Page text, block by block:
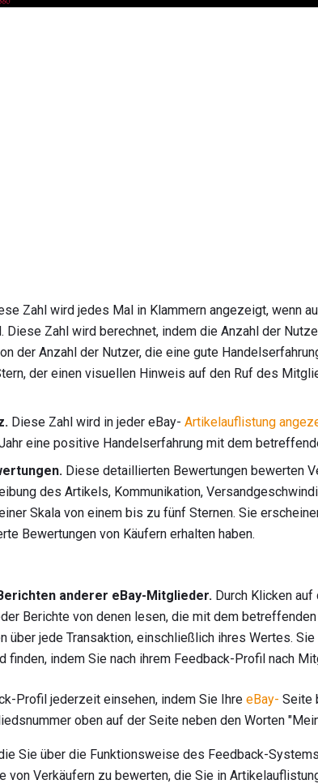
Zahl wird jedes Mal in Klammern angezeigt, wenn
Zahl wird berechnet, indem die Anzahl der
der Anzahl der Nutzer, die eine gute
der einen visuellen Hinweis auf den Ruf des
Diese Zahl wird in jeder eBay- Artikelauflistung
eine positive Handelserfahrung mit dem
Diese detaillierten Bewertungen bewerten
des Artikels, Kommunikation,
Skala von einem bis zu fünf Sternen. Sie
Bewertungen von Käufern erhalten haben.
anderer eBay-Mitglieder. Durch Klicken
Berichte von denen lesen, die mit dem
über jede Transaktion, einschließlich ihres Wertes.
finden, indem Sie nach ihrem Feedback-Profil nach
Profil jederzeit einsehen, indem Sie Ihre eBay- Seite
oben auf der Seite neben den Worten
Sie über die Funktionsweise des Feedback-
von Verkäufern zu bewerten, die Sie in